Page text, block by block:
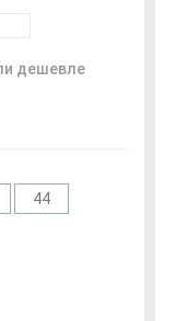
дешевле
44